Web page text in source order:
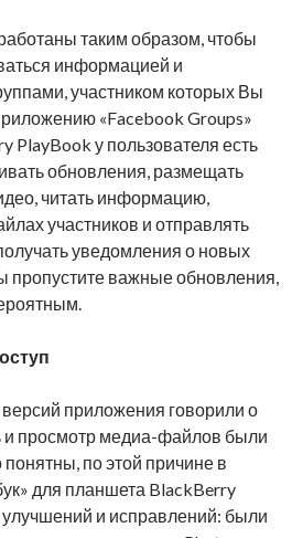
таким образом, чтобы
информацией и
участником которых Вы
«Facebook Groups»
PlayBook у пользователя есть
обновления, размещать
читать информацию,
участников и отправлять
уведомления о новых
пропустите важные обновления,
приложения говорили о
и просмотр медиа-файлов были
по этой причине в
для планшета BlackBerry
и исправлений: были